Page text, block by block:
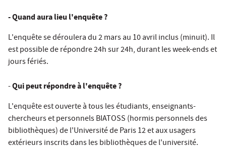
- Quand aura lieu l'enquête ?
L'enquête se déroulera du 2 mars au 10 avril inclus (minuit). Il
est possible de répondre 24h sur 24h, durant les week-ends et
jours fériés.
-Qui peut répondre à l'enquête ?
L'enquête est ouverte à tous les étudiants, enseignants-
chercheurs et personnels BIATOSS (hormis personnels des
bibliothèques) de l'Université de Paris 12 et aux usagers
extérieurs inscrits dans les bibliothèques de l'université.